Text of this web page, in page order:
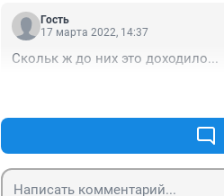
Гость
17 марта 2022, 14:37
Скольк ж до них это доходило...